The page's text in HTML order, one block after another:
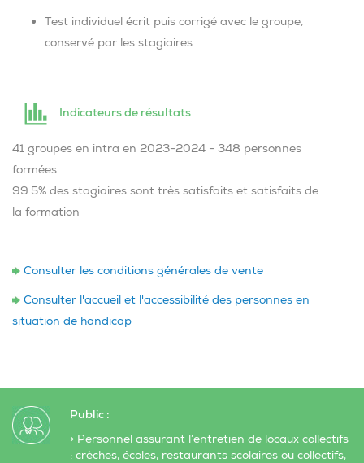
Test individuel écrit puis corrigé avec le groupe,
conservé par les stagiaires
Indicateurs de résultats
41 groupes en intra en 2023-2024 - 348 personnes
formées
99.5% des stagiaires sont très satisfaits et satisfaits de
la formation
Consulter les conditions générales de vente
Consulter l'accueil et l'accessibilité des personnes en
situation de handicap
Public :
> Personnel assurant l’entretien de locaux collectifs
: crèches, écoles, restaurants scolaires ou collectifs,